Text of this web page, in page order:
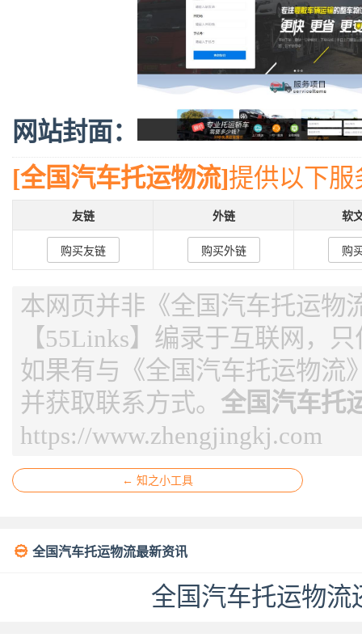
网站封面：
[全国汽车托运物流]提供以下服
友链 外链 软
购买友链 购买外链 购
本网页并非《全国汽车托运物
【55Links】编录于互联网，
如果有与《全国汽车托运物流
并获取联系方式。 全国汽车托
https://www.zhengjingkj.com
← 知之小工具
 全国汽车托运物流最新资讯
全国汽车托运物流